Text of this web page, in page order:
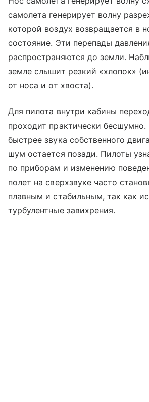
самолета генерирует волну
которой воздух возвращается в
состояние. Эти перепады
распространяются до земли.
земле слышит резкий «хлопок»
от носа и от хвоста).
Для пилота внутри кабины
проходит практически бесшумно.
быстрее звука собственного
шум остается позади. Пилоты
по приборам и изменению
полет на сверхзвуке часто
плавным и стабильным, так как
турбулентные завихрения.